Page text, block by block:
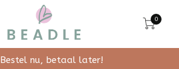
0
Bestel nu, betaal later!